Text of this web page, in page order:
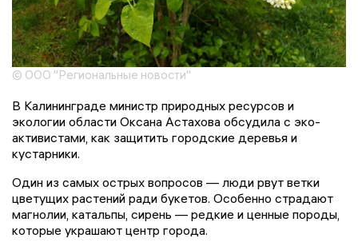
© ООО "Региональные новости"
В Калининграде министр природных ресурсов и
экологии области Оксана Астахова обсудила с эко-
активистами, как защитить городские деревья и
кустарники.
Один из самых острых вопросов — люди рвут ветки
цветущих растений ради букетов. Особенно страдают
магнолии, катальпы, сирень — редкие и ценные породы,
которые украшают центр города.